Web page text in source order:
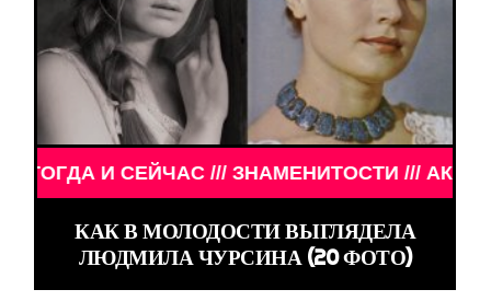
/// ЗНАМЕНИТОСТИ /// АКТЁРЫ ТОГДА
КАК В МОЛОДОСТИ ВЫГЛЯДЕЛА
ЛЮДМИЛА ЧУРСИНА (20 ФОТО)